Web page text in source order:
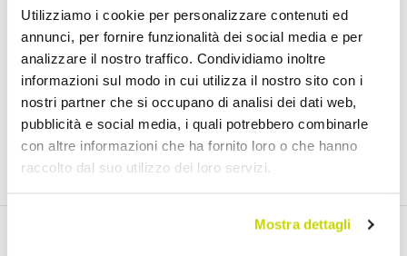
Utilizziamo i cookie per personalizzare contenuti ed
annunci, per fornire funzionalità dei social media e per
analizzare il nostro traffico. Condividiamo inoltre
informazioni sul modo in cui utilizza il nostro sito con i
nostri partner che si occupano di analisi dei dati web,
pubblicità e social media, i quali potrebbero combinarle
con altre informazioni che ha fornito loro o che hanno
raccolto dal suo utilizzo dei loro servizi.
Mostra dettagli
Ho letto e accetto i Termini di utilizzo dei dati personali (Link
Iscriviti